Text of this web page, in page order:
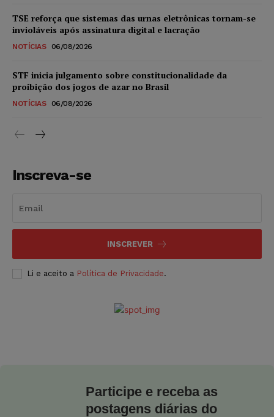
TSE reforça que sistemas das urnas eletrônicas tornam-se
invioláveis após assinatura digital e lacração
NOTÍCIAS 06/08/2026
STF inicia julgamento sobre constitucionalidade da
proibição dos jogos de azar no Brasil
NOTÍCIAS 06/08/2026
Inscreva-se
INSCREVER
Li e aceito a Política de Privacidade.
Participe e receba as
postagens diárias do